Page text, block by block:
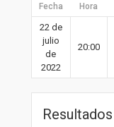
Fecha Hora
22 de
julio
de
2022
20:00
Resultados